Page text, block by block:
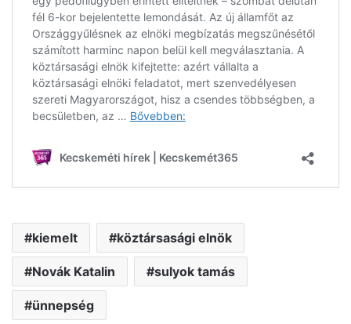
kiemelt köztársasági elnök
Novák Katalin sulyok tamás
ünnepség